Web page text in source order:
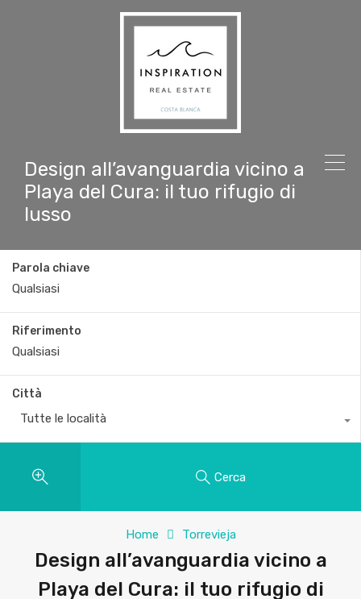
Design all’avanguardia vicino a
Playa del Cura: il tuo rifugio di
lusso
Parola chiave
Riferimento
Città
Tutte le località
Cerca
Home Torrevieja
Design all’avanguardia vicino a
Playa del Cura: il tuo rifugio di